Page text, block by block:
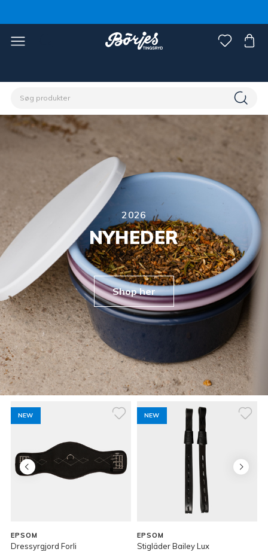
2026
NYHEDER
Shop her
NEW
EPSOM
Dressyrgjord Forli
NEW
EPSOM
Stigläder Bailey Lux